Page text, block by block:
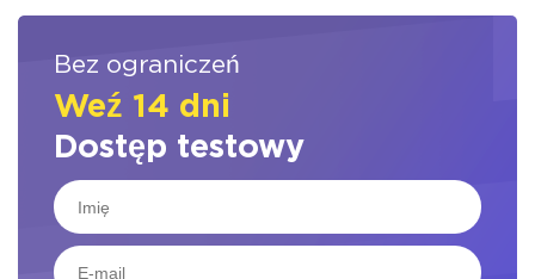
Bez ograniczeń
Weź 14 dni
Dostęp testowy